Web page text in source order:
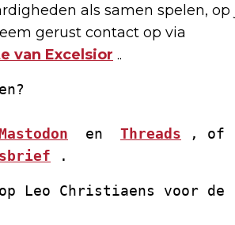
als samen spelen, op
gerust contact op via
van Excelsior ..
  en
Threads , of
.
Leo Christiaens voor de